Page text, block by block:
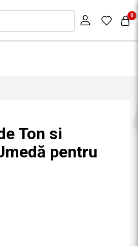
0
Ton si
pentru